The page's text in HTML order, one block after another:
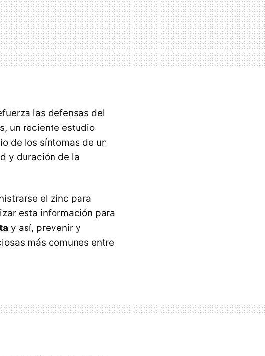
las defensas del
un reciente estudio
de los síntomas de un
y duración de la
el zinc para
esta información para
y así, prevenir y
más comunes entre